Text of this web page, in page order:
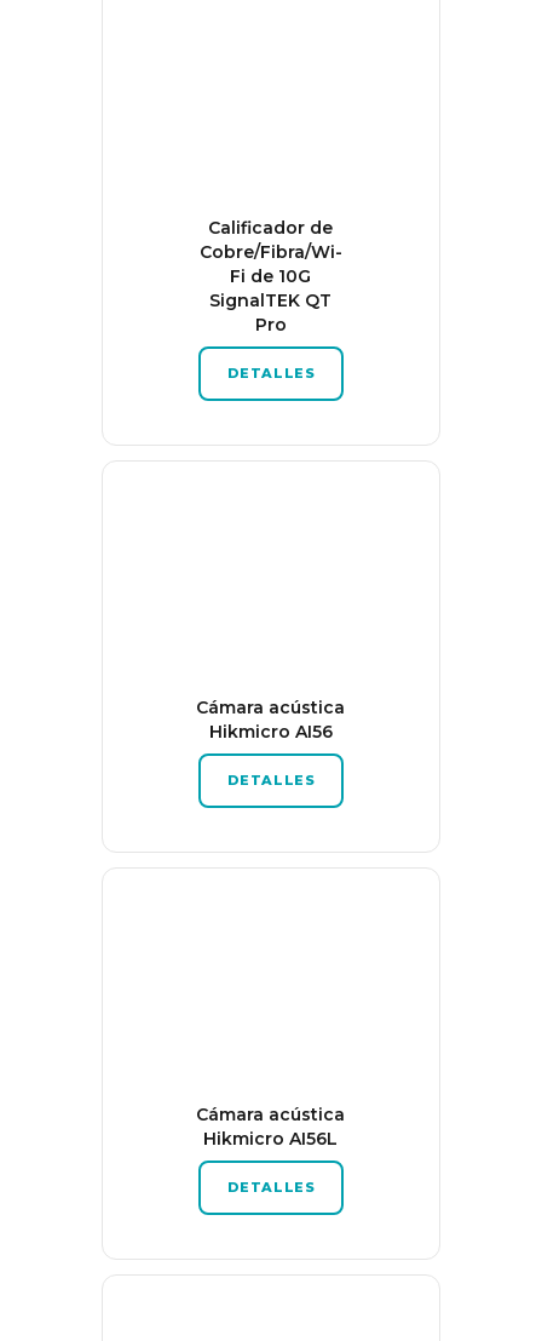
Calificador de
Cobre/Fibra/Wi-
Fi de 10G
SignalTEK QT
Pro
DETALLES
Cámara acústica
Hikmicro AI56
DETALLES
Cámara acústica
Hikmicro AI56L
DETALLES